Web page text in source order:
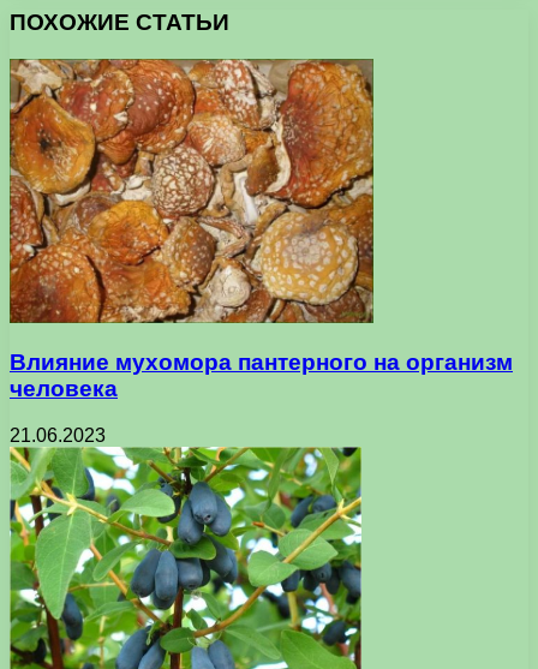
ПОХОЖИЕ СТАТЬИ
Влияние мухомора пантерного на организм
человека
21.06.2023